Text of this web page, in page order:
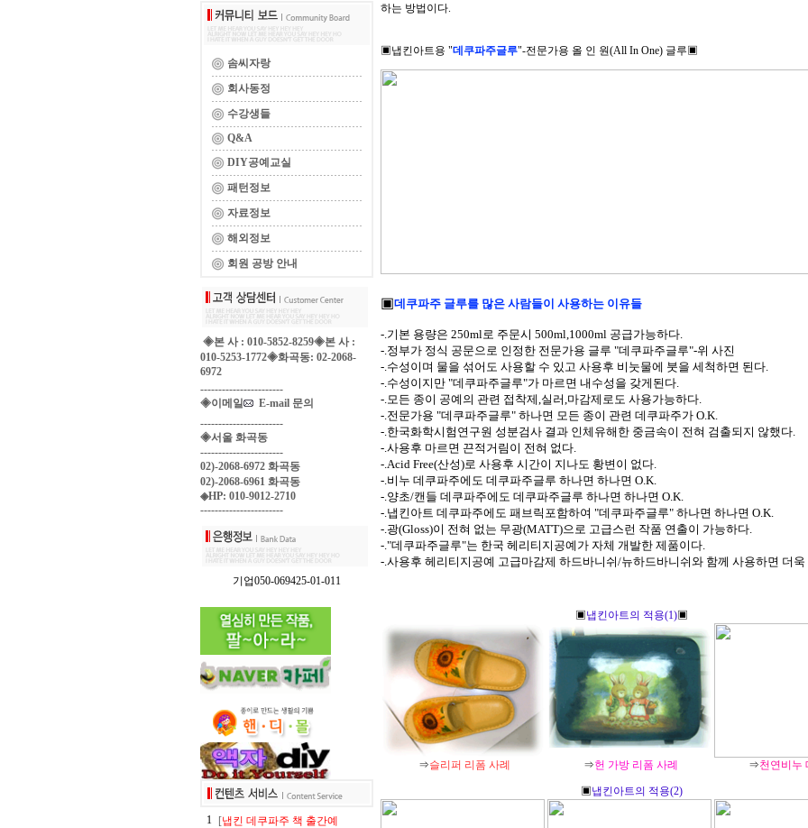
솜씨자랑
회사동정
수강생들
Q&A
DIY공예교실
패턴정보
자료정보
해외정보
회원 공방 안내
◈본 사 : 010-5852-8259◈본 사 :
010-5253-1772◈화곡동: 02-2068-
6972
-----------------------
◈이메일
E-mail 문의
-----------------------
◈서울 화곡동
-----------------------
02)-2068-6972 화곡동
02)-2068-6961 화곡동
◈HP: 010-9012-2710
-----------------------
기업050-069425-01-011
1 [냅킨 데쿠파주 책 출간예
하는 방법이다.
▣냅킨아트용 "데쿠파주글루"-전문가용 올 인 원(All In One) 글루▣
▣데쿠파주 글루를 많은 사람들이 사용하는 이유들
-.기본 용량은 250ml로 주문시 500ml,1000ml 공급가능하다.
-.정부가 정식 공문으로 인정한 전문가용 글루 "데쿠파주글루"-위 사진
-.수성이며 물을 섞어도 사용할 수 있고 사용후 비눗물에 붓을 세척하면 된다.
-.수성이지만 "데쿠파주글루"가 마르면 내수성을 갖게된다.
-.모든 종이 공예의 관련 접착제,실러,마감제로도 사용가능하다.
-.전문가용 "데쿠파주글루" 하나면 모든 종이 관련 데쿠파주가 O.K.
-.한국화학시험연구원 성분검사 결과 인체유해한 중금속이 전혀 검출되지 않했다.
-.사용후 마르면 끈적거림이 전혀 없다.
-.Acid Free(산성)로 사용후 시간이 지나도 황변이 없다.
-.비누 데쿠파주에도 데쿠파주글루 하나면 하나면 O.K.
-.양초/캔들 데쿠파주에도 데쿠파주글루 하나면 하나면 O.K.
-.냅킨아트 데쿠파주에도 패브릭포함하여 "데쿠파주글루" 하나면 하나면 O.K.
-.광(Gloss)이 전혀 없는 무광(MATT)으로 고급스런 작품 연출이 가능하다.
-."데쿠파주글루"는 한국 헤리티지공예가 자체 개발한 제품이다.
-.사용후 헤리티지공예 고급마감제 하드바니쉬/뉴하드바니쉬와 함께 사용하면 더욱
▣냅킨아트의 적용(1)▣
⇒슬리퍼 리폼 사례 ⇒헌 가방 리폼 사례 ⇒천연비누
▣냅킨아트의 적용(2)